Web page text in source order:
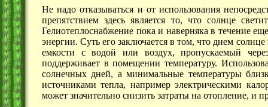
Не надо отказываться и от использования
препятствием здесь является то, что солнце
Гелиотеплоснабжение пока и наверняка в течение
энергии. Суть его заключается в том, что днем
емкости с водой или воздух, пропускаемый
поддерживает в помещении температуру.
солнечных дней, а минимальные температуры
источниками тепла, например электрическими
может значительно снизить затраты на отопление, и